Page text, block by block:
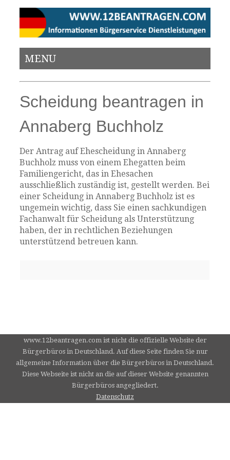
MENU
Scheidung beantragen in
Annaberg Buchholz
Der Antrag auf Ehescheidung in Annaberg
Buchholz muss von einem Ehegatten beim
Familiengericht, das in Ehesachen
ausschließlich zuständig ist, gestellt werden. Bei
einer Scheidung in Annaberg Buchholz ist es
ungemein wichtig, dass Sie einen sachkundigen
Fachanwalt für Scheidung als Unterstützung
haben, der in rechtlichen Beziehungen
unterstützend betreuen kann.
www.12beantragen.com ist nicht die offizielle Website der
Bürgerbüros in Deutschland. Auf diese Seite finden Sie nur
allgemeine Information über die Bürgerbüros in Deutschland.
Diese Webseite ist nicht an die auf dieser Website genannten
Bürgerbüros angegliedert.
Datenschutz